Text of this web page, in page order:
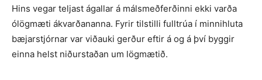
Hins vegar teljast ágallar á máls­með­ferðinni ekki varða
ólögmæti ákvarð­an­anna. Fyrir tilstilli fulltrúa í minni­hluta
bæjarstjórnar var viðauki gerður eftir á og á því byggir
einna helst niðurstaðan um lögmætið.